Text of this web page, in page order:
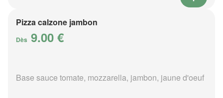
Pizza calzone jambon
Dès 9.00 €
Base sauce tomate, mozzarella, jambon, jaune d'oeuf